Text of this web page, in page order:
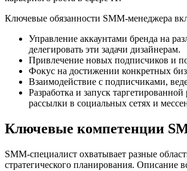
Ключевые обязанности SMM-менеджера
Управление аккаунтами бренда на
делегировать эти задачи дизайнерам.
Привлечение новых подписчиков и
Фокус на достижении конкретных
Взаимодействие с подписчиками,
Разработка и запуск
рассылки в социальных сетях и
Ключевые компетенции
SMM-специалист охватывает разные
стратегического планирования. Описание